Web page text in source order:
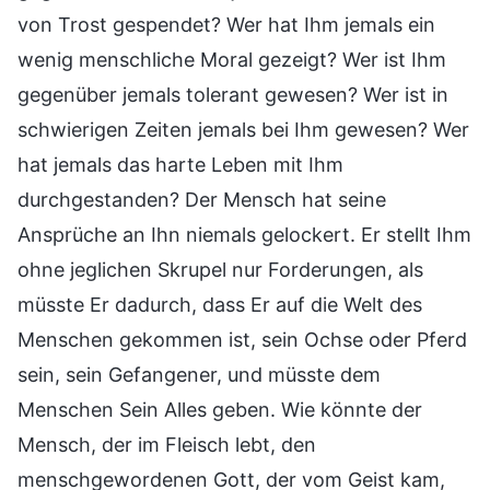
von Trost gespendet? Wer hat Ihm jemals ein
wenig menschliche Moral gezeigt? Wer ist Ihm
gegenüber jemals tolerant gewesen? Wer ist in
schwierigen Zeiten jemals bei Ihm gewesen? Wer
hat jemals das harte Leben mit Ihm
durchgestanden? Der Mensch hat seine
Ansprüche an Ihn niemals gelockert. Er stellt Ihm
ohne jeglichen Skrupel nur Forderungen, als
müsste Er dadurch, dass Er auf die Welt des
Menschen gekommen ist, sein Ochse oder Pferd
sein, sein Gefangener, und müsste dem
Menschen Sein Alles geben. Wie könnte der
Mensch, der im Fleisch lebt, den
menschgewordenen Gott, der vom Geist kam,